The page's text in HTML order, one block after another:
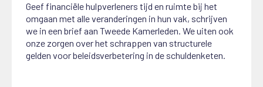
Geef financiële hulpverleners tijd en ruimte bij het
omgaan met alle veranderingen in hun vak, schrijven
we in een brief aan Tweede Kamerleden. We uiten ook
onze zorgen over het schrappen van structurele
gelden voor beleidsverbetering in de schuldenketen.